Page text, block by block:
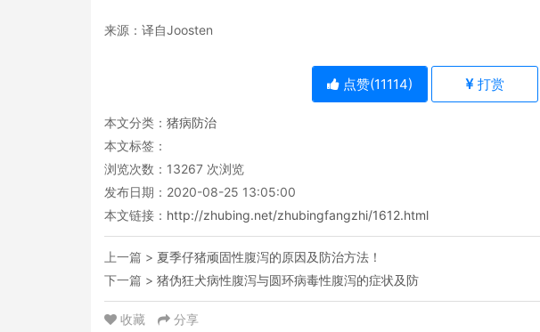
来源：译自Joosten
点赞(11114) 打赏
本文分类： 猪病防治
本文标签：
浏览次数： 13267 次浏览
发布日期：2020-08-25 13:05:00
本文链接： http://zhubing.net/zhubingfangzhi/1612.html
上一篇 > 夏季仔猪顽固性腹泻的原因及防治方法！
下一篇 > 猪伪狂犬病性腹泻与圆环病毒性腹泻的症状及防
收藏 分享